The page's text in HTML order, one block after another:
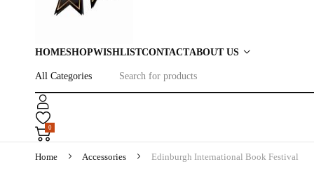
HOMESHOPWISHLISTCONTACTABOUT US
0
Home Accessories Edinburgh International Book Festival